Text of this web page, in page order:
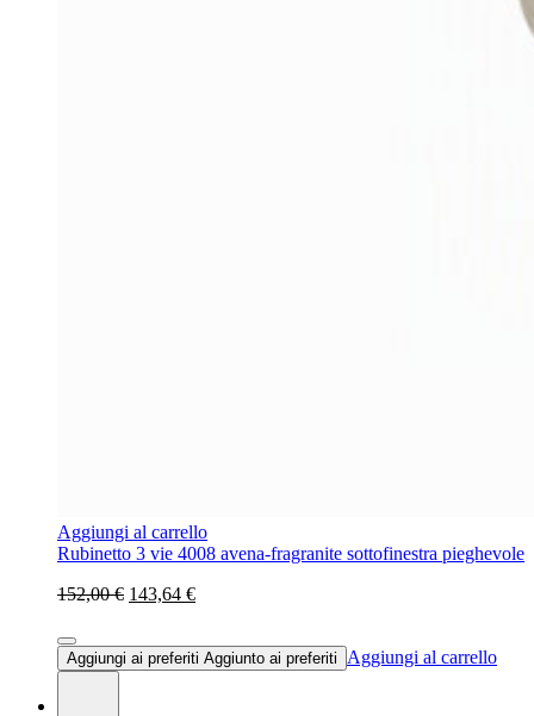
Aggiungi al carrello
Rubinetto 3 vie 4008 avena-fragranite sottofinestra pieghevole
152,00 € 143,64 €
Aggiungi ai preferiti Aggiunto ai preferiti Aggiungi al carrello